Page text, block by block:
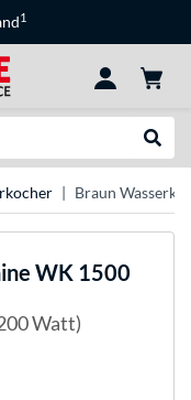
1
Braun
WK 1500
Watt)